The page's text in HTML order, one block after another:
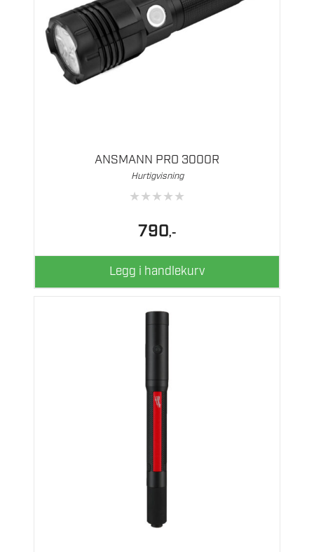
ANSMANN PRO 3000R
Hurtigvisning
★★★★★
790,-
Legg i handlekurv